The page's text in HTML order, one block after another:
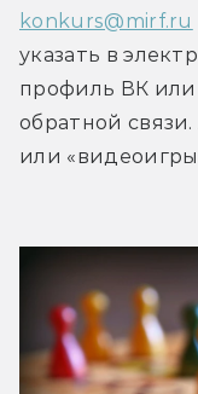
konkurs@mirf.ru
указать в
профиль ВК или
обратной
или